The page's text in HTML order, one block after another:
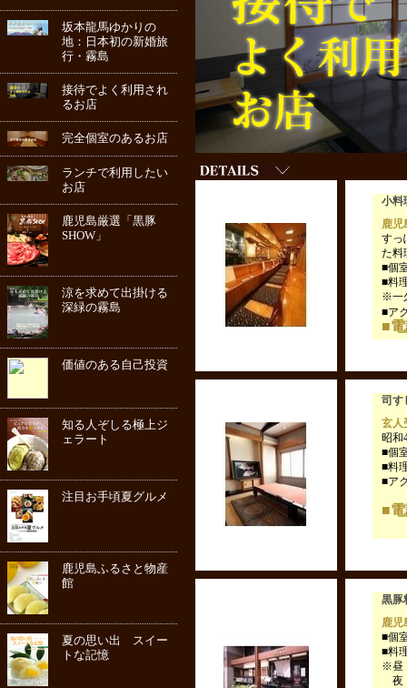
坂本龍馬ゆかりの
地：日本初の新婚旅
行・霧島
接待でよく利用され
るお店
完全個室のあるお店
ランチで利用したい
お店
鹿児島厳選「黒豚
SHOW」
涼を求めて出掛ける
深緑の霧島
価値のある自己投資
知る人ぞしる極上ジ
ェラート
注目お手頃夏グルメ
鹿児島ふるさと物産
館
夏の思い出 スイー
トな記憶
小料
鹿児
すっ
た料
■個
■料
※一
■ア
■電
司
玄人
昭和
■個
■料
■ア
■電
黒豚
鹿児
■個
■料
※昼
夜